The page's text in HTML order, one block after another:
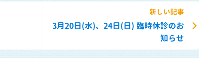
新しい記事
3月20日(水)、24日(日) 臨時休診のお
知らせ